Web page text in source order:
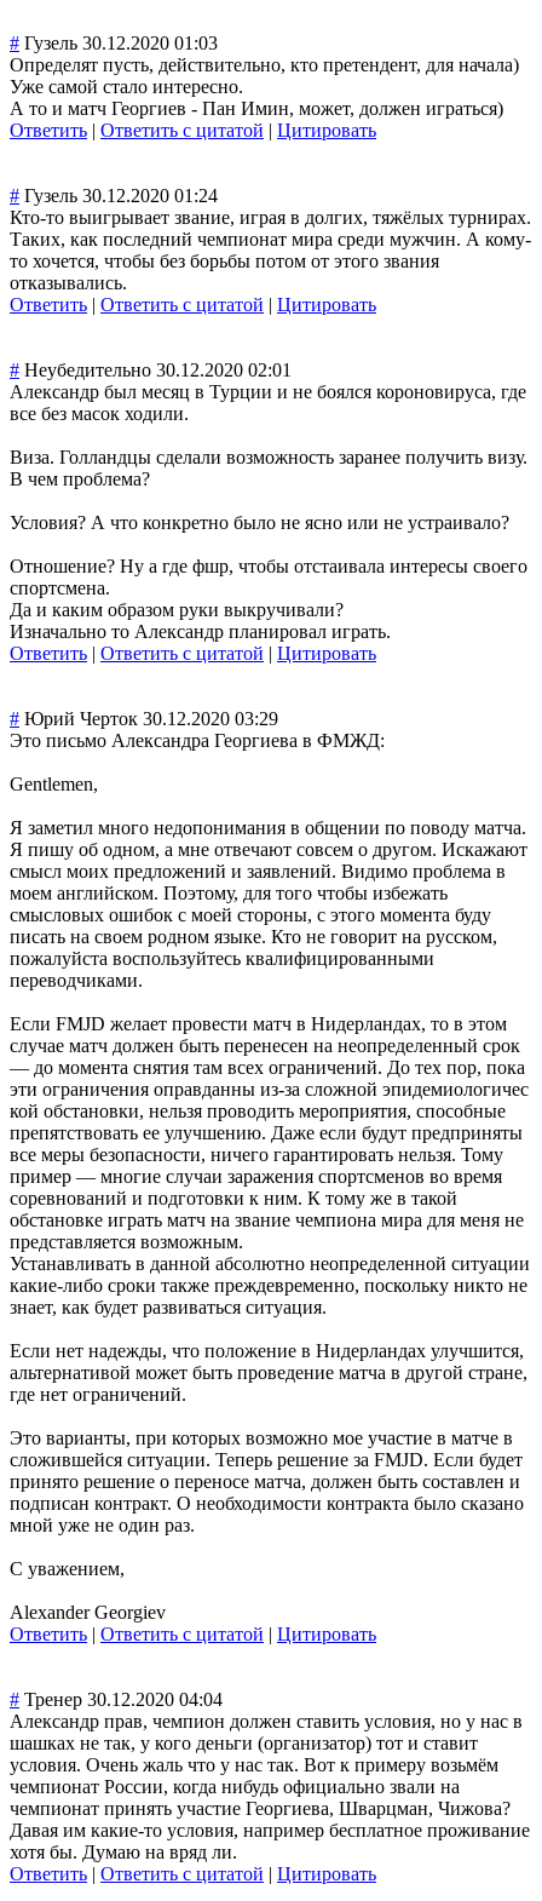
# Гузель 30.12.2020 01:03
Определят пусть, действительно, кто претендент, для начала)
Уже самой стало интересно.
А то и матч Георгиев - Пан Имин, может, должен играться)
Ответить | Ответить с цитатой | Цитировать
# Гузель 30.12.2020 01:24
Кто-то выигрывает звание, играя в долгих, тяжёлых турнирах.
Таких, как последний чемпионат мира среди мужчин. А кому-
то хочется, чтобы без борьбы потом от этого звания
отказывались.
Ответить | Ответить с цитатой | Цитировать
# Неубедительно 30.12.2020 02:01
Александр был месяц в Турции и не боялся короновируса, где
все без масок ходили.
Виза. Голландцы сделали возможность заранее получить визу.
В чем проблема?
Условия? А что конкретно было не ясно или не устраивало?
Отношение? Ну а где фшр, чтобы отстаивала интересы своего
спортсмена.
Да и каким образом руки выкручивали?
Изначально то Александр планировал играть.
Ответить | Ответить с цитатой | Цитировать
# Юрий Черток 30.12.2020 03:29
Это письмо Александра Георгиева в ФМЖД:
Gentlemen,
Я заметил много недопонимания в общении по поводу матча.
Я пишу об одном, а мне отвечают совсем о другом. Искажают
смысл моих предложений и заявлений. Видимо проблема в
моем английском. Поэтому, для того чтобы избежать
смысловых ошибок с моей стороны, с этого момента буду
писать на своем родном языке. Кто не говорит на русском,
пожалуйста воспользуйтесь квалифицированными
переводчиками.
Если FMJD желает провести матч в Нидерландах, то в этом
случае матч должен быть перенесен на неопределенный срок
— до момента снятия там всех ограничений. До тех пор, пока
эти ограничения оправданны из-за сложной эпидемиологичес
кой обстановки, нельзя проводить мероприятия, способные
препятствовать ее улучшению. Даже если будут предприняты
все меры безопасности, ничего гарантировать нельзя. Тому
пример — многие случаи заражения спортсменов во время
соревнований и подготовки к ним. К тому же в такой
обстановке играть матч на звание чемпиона мира для меня не
представляется возможным.
Устанавливать в данной абсолютно неопределенной ситуации
какие-либо сроки также преждевременно, поскольку никто не
знает, как будет развиваться ситуация.
Если нет надежды, что положение в Нидерландах улучшится,
альтернативой может быть проведение матча в другой стране,
где нет ограничений.
Это варианты, при которых возможно мое участие в матче в
сложившейся ситуации. Теперь решение за FMJD. Если будет
принято решение о переносе матча, должен быть составлен и
подписан контракт. О необходимости контракта было сказано
мной уже не один раз.
С уважением,
Alexander Georgiev
Ответить | Ответить с цитатой | Цитировать
# Тренер 30.12.2020 04:04
Александр прав, чемпион должен ставить условия, но у нас в
шашках не так, у кого деньги (организатор) тот и ставит
условия. Очень жаль что у нас так. Вот к примеру возьмём
чемпионат России, когда нибудь официально звали на
чемпионат принять участие Георгиева, Шварцман, Чижова?
Давая им какие-то условия, например бесплатное проживание
хотя бы. Думаю на вряд ли.
Ответить | Ответить с цитатой | Цитировать